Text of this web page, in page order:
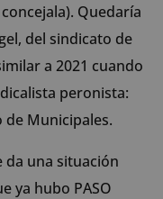
Quedaría
del sindicato de
a 2021 cuando
peronista:
de Municipales.
da una situación
ya hubo PASO